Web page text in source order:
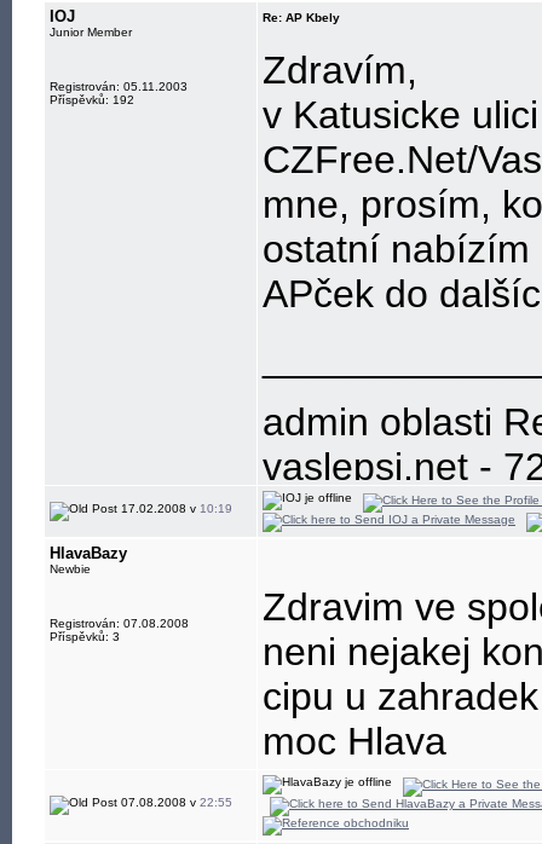
IOJ
Junior Member
Registrován: 05.11.2003
Příspěvků: 192
Re: AP Kbely
Zdravím,
v Katusicke
CZFree.Net/
mne, prosím,
ostatní nabízím
APček do
admin oblasti
vaslepsi.net -
Nejlepsi
17.02.2008 v 10:19
HlavaBazy
Newbie
Registrován: 07.08.2008
Příspěvků: 3
Zdravim ve
neni nejakej
cipu u
moc Hlava
07.08.2008 v 22:55